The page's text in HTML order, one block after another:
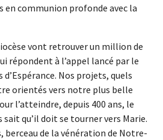
en communion profonde avec la
vont retrouver un million de
répondent à l’appel lancé par le
d’Espérance. Nos projets, quels
orientés vers notre plus belle
l’atteindre, depuis 400 ans, le
qu’il doit se tourner vers Marie.
berceau de la vénération de Notre-